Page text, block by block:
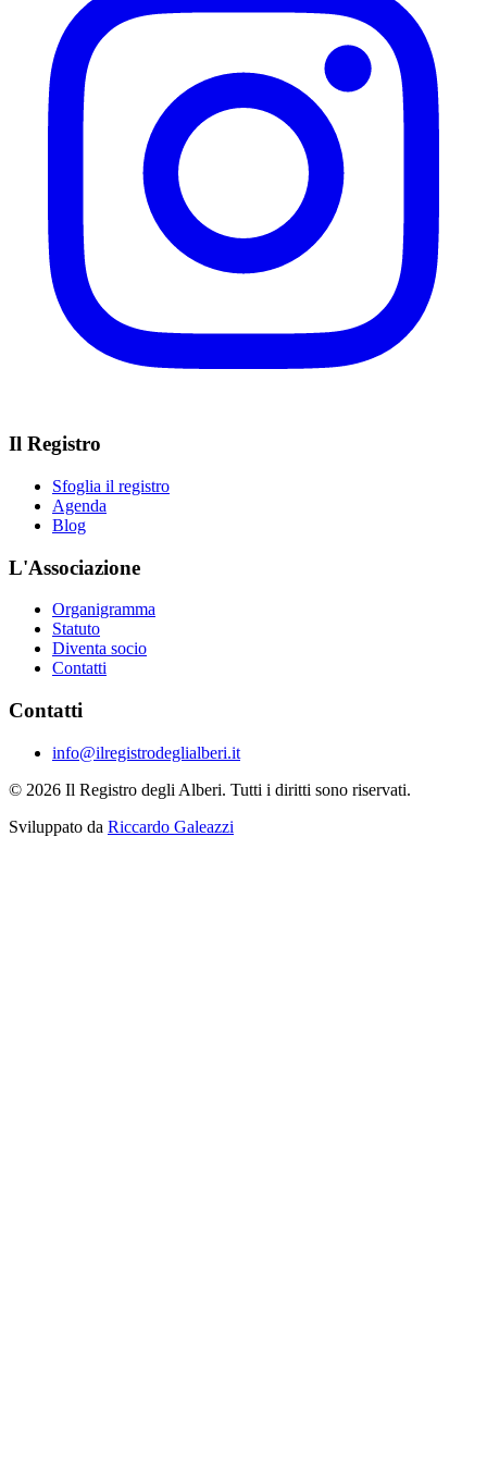
Il Registro
Sfoglia il registro
Agenda
Blog
L'Associazione
Organigramma
Statuto
Diventa socio
Contatti
Contatti
info@ilregistrodeglialberi.it
© 2026 Il Registro degli Alberi. Tutti i diritti sono riservati.
Sviluppato da Riccardo Galeazzi